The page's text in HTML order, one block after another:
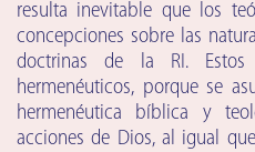
resulta inevitable que los
concepciones sobre las
doctrinas de la RI. Estos
hermenéuticos, porque se
hermenéutica bíblica y
acciones de Dios, al igual